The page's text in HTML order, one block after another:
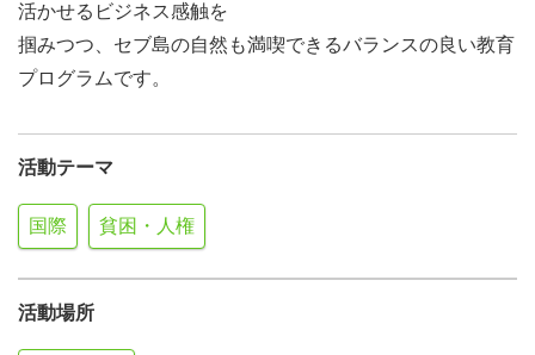
活かせるビジネス感触を
掴みつつ、セブ島の自然も満喫できるバランスの良い教育
プログラムです。
活動テーマ
国際 貧困・人権
活動場所